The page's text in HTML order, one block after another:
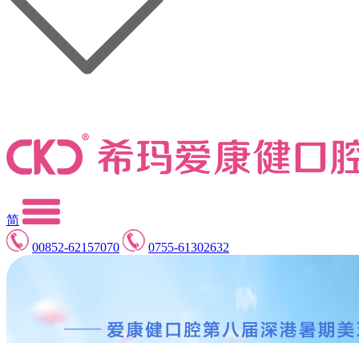
简
00852-62157070
0755-61302632